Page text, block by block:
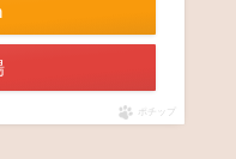
ポチップ